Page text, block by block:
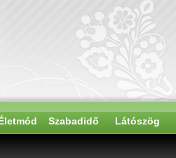
Szabadidő Látószög